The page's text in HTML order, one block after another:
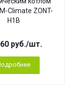
Climate ZONT-
H1B
руб./шт.